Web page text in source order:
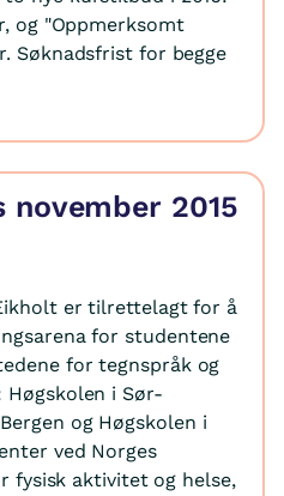
og "Oppmerksomt
Søknadsfrist for begge
2015
er tilrettelagt for å
for studentene
for tegnspråk og
i Sør-
og Høgskolen i
ved Norges
fysisk aktivitet og helse,